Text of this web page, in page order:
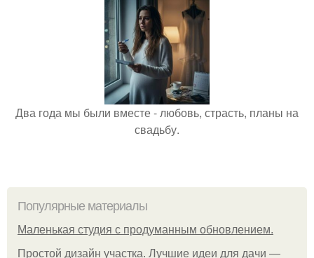
Два года мы были вместе - любовь, страсть, планы на
свадьбу.
Популярные материалы
Маленькая студия с продуманным обновлением.
Простой дизайн участка. Лучшие идеи для дачи —